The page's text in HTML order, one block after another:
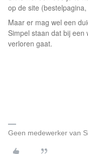
op de site (bestelpagina,
Maar er mag wel een
Simpel staan dat bij
verloren gaat.
Geen medewerker van